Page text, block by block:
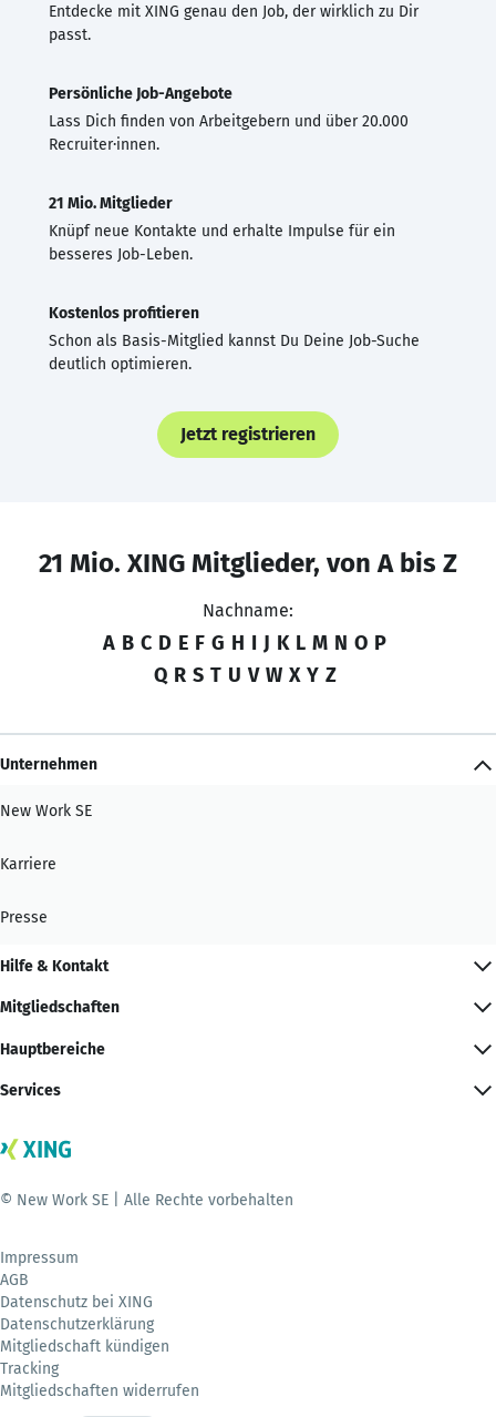
Entdecke mit XING genau den Job, der wirklich zu Dir
passt.
Persönliche Job-Angebote
Lass Dich finden von Arbeitgebern und über 20.000
Recruiter·innen.
21 Mio. Mitglieder
Knüpf neue Kontakte und erhalte Impulse für ein
besseres Job-Leben.
Kostenlos profitieren
Schon als Basis-Mitglied kannst Du Deine Job-Suche
deutlich optimieren.
Jetzt registrieren
21 Mio. XING Mitglieder, von A bis Z
Nachname:
A B C D E F G H I J K L M N O P
Q R S T U V W X Y Z
Unternehmen
New Work SE
Karriere
Presse
Hilfe & Kontakt
Mitgliedschaften
Hauptbereiche
Services
© New Work SE | Alle Rechte vorbehalten
Impressum
AGB
Datenschutz bei XING
Datenschutzerklärung
Mitgliedschaft kündigen
Tracking
Mitgliedschaften widerrufen